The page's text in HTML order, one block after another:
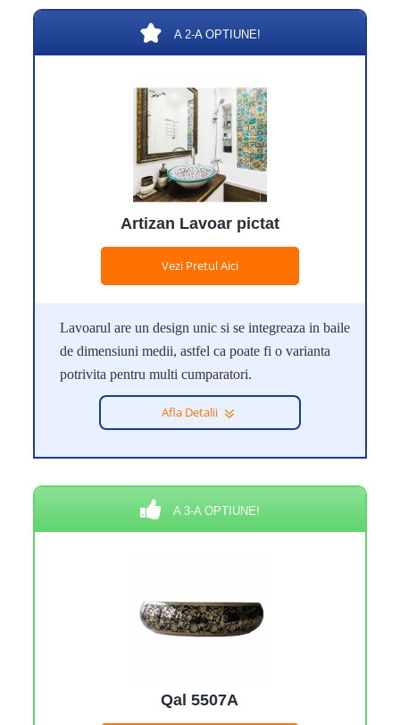
A 2-A OPTIUNE!
Artizan Lavoar pictat
Vezi Pretul Aici
Lavoarul are un design unic si se integreaza in baile
de dimensiuni medii, astfel ca poate fi o varianta
potrivita pentru multi cumparatori.
Afla Detalii
A 3-A OPTIUNE!
Qal 5507A